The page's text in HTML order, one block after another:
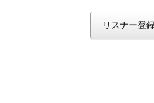
リスナー登